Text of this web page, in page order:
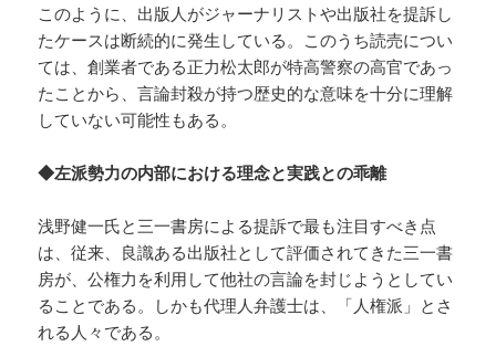
このように、出版人がジャーナリストや出版社を提訴し
たケースは断続的に発生している。このうち読売につい
ては、創業者である正力松太郎が特高警察の高官であっ
たことから、言論封殺が持つ歴史的な意味を十分に理解
していない可能性もある。
◆左派勢力の内部における理念と実践との乖離
浅野健一氏と三一書房による提訴で最も注目すべき点
は、従来、良識ある出版社として評価されてきた三一書
房が、公権力を利用して他社の言論を封じようとしてい
ることである。しかも代理人弁護士は、「人権派」とさ
れる人々である。